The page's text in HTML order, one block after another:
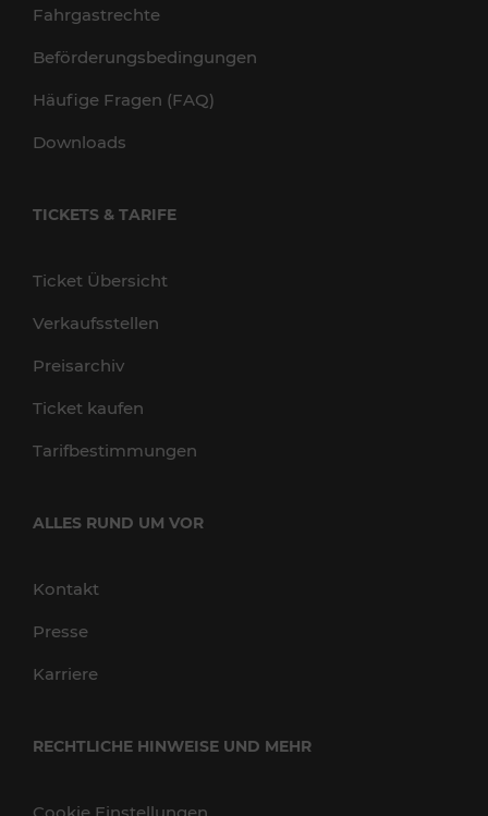
Fahrgastrechte
Beförderungsbedingungen
Häufige Fragen (FAQ)
Downloads
TICKETS & TARIFE
Ticket Übersicht
Verkaufsstellen
Preisarchiv
Ticket kaufen
Tarifbestimmungen
ALLES RUND UM VOR
Kontakt
Presse
Karriere
RECHTLICHE HINWEISE UND MEHR